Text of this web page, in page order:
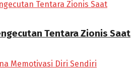
Tentara Zionis Saat